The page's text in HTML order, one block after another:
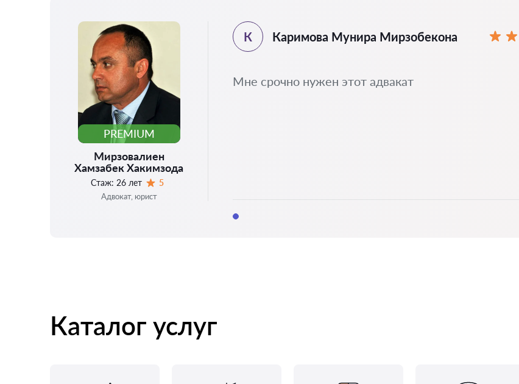
PREMIUM
Мирзовалиен
Хамзабек Хакимзода
Стаж: 26 лет
Оценка:
5
Адвокат, юрист
К Каримова Мунира Мирзобекона
Мне срочно нужен этот адвакат
Каталог услуг